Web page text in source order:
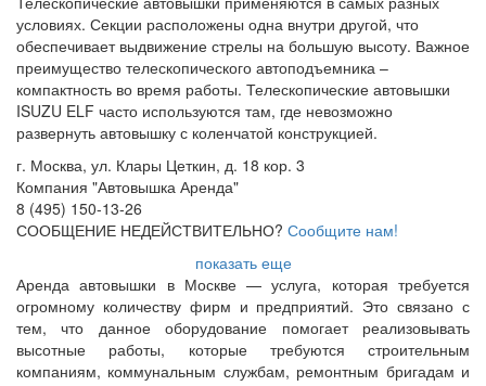
условиях. Секции расположены одна внутри другой, что
обеспечивает выдвижение стрелы на большую высоту. Важное
преимущество телескопического автоподъемника –
компактность во время работы. Телескопические автовышки
ISUZU ELF часто используются там, где невозможно
развернуть автовышку с коленчатой конструкцией.
г. Москва, ул. Клары Цеткин, д. 18 кор. 3
Компания "Автовышка Аренда"
8 (495) 150-13-26
СООБЩЕНИЕ НЕДЕЙСТВИТЕЛЬНО? Сообщите нам!
показать еще
Аренда автовышки в Москве — услуга, которая требуется
огромному количеству фирм и предприятий. Это связано с
тем, что данное оборудование помогает реализовывать
высотные работы, которые требуются строительным
компаниям, коммунальным службам, ремонтным бригадам и